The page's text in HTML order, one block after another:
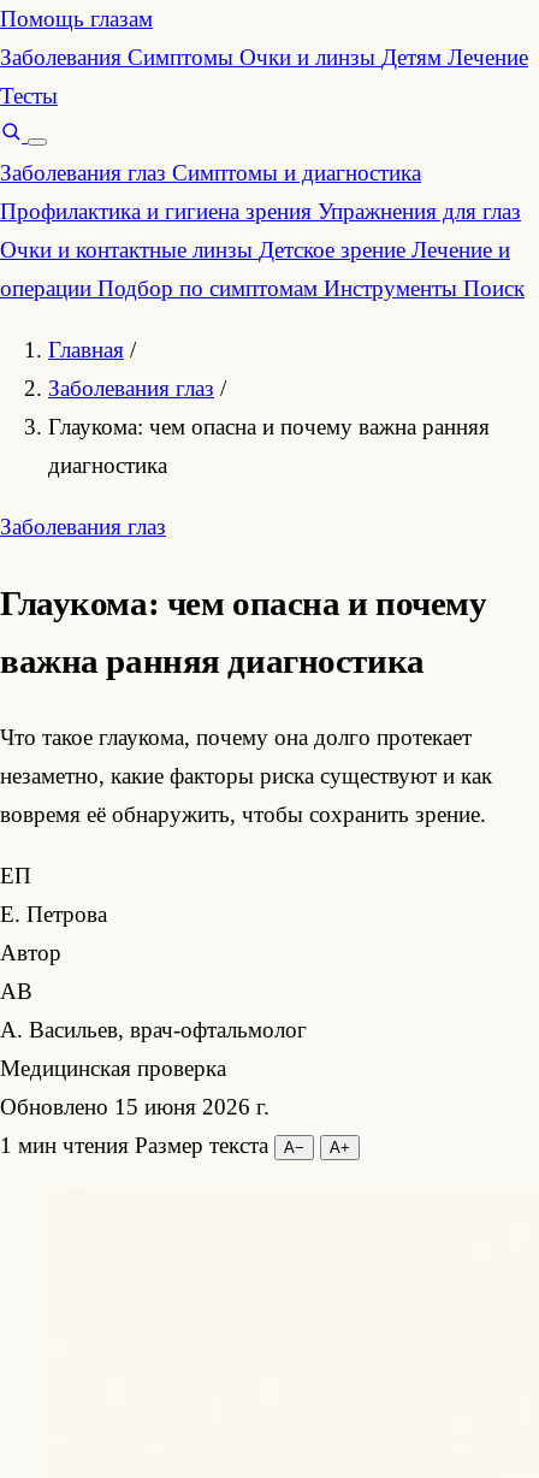
Помощь глазам
Заболевания Симптомы Очки и линзы Детям Лечение
Тесты
Заболевания глаз Симптомы и диагностика
Профилактика и гигиена зрения Упражнения для глаз
Очки и контактные линзы Детское зрение Лечение и
операции Подбор по симптомам Инструменты Поиск
Главная /
Заболевания глаз /
Глаукома: чем опасна и почему важна ранняя
диагностика
Заболевания глаз
Глаукома: чем опасна и почему
важна ранняя диагностика
Что такое глаукома, почему она долго протекает
незаметно, какие факторы риска существуют и как
вовремя её обнаружить, чтобы сохранить зрение.
ЕП
Е. Петрова
Автор
АВ
А. Васильев, врач-офтальмолог
Медицинская проверка
Обновлено 15 июня 2026 г.
1 мин чтения Размер текста А− А+